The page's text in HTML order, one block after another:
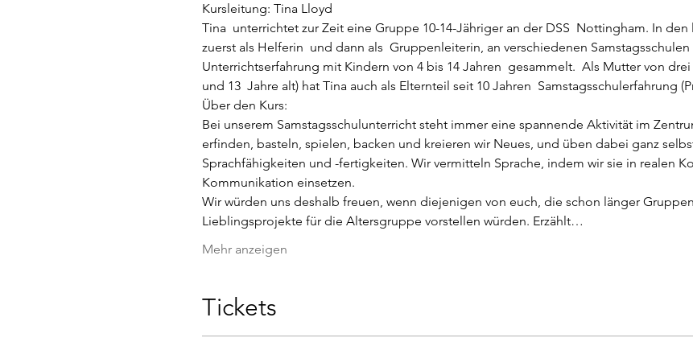
Kursleitung: Tina Lloyd
Tina  unterrichtet zur Zeit eine Gruppe 10-14-Jähriger an der DSS  Nottingham. In
zuerst als Helferin  und dann als  Gruppenleiterin, an verschiedenen
Unterrichtserfahrung mit Kindern von 4 bis 14 Jahren  gesammelt.  Als Mutter von
und 13  Jahre alt) hat Tina auch als Elternteil seit 10 Jahren  Samstagsschulerfahrung
Über den Kurs:
Bei unserem Samstagsschulunterricht steht immer eine spannende Aktivität im
erfinden, basteln, spielen, backen und kreieren wir Neues, und üben dabei ganz
Sprachfähigkeiten und -fertigkeiten. Wir vermitteln Sprache, indem wir sie in realen
Kommunikation einsetzen.
Wir würden uns deshalb freuen, wenn diejenigen von euch, die schon länger
Lieblingsprojekte für die Altersgruppe vorstellen würden. Erzählt…
Mehr anzeigen
Tickets